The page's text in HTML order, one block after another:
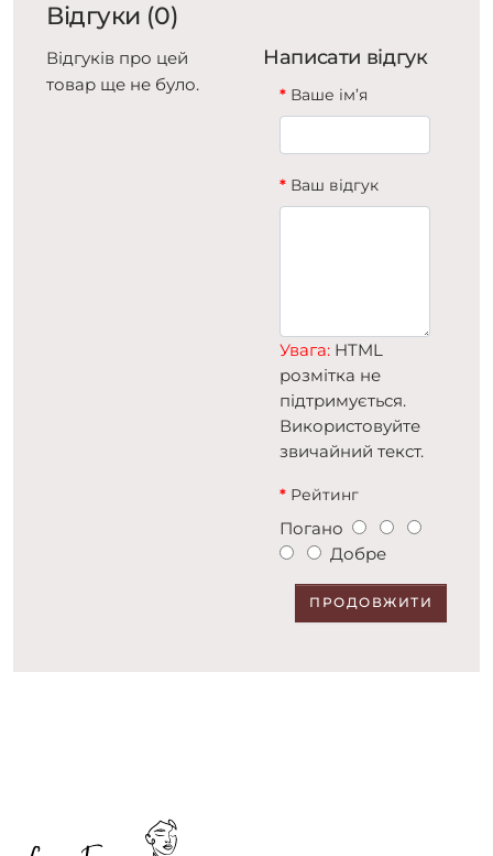
Відгуки (0)
Відгуків про цей
товар ще не було.
Написати відгук
Ваше ім’я
Ваш відгук
Увага: HTML
розмітка не
підтримується.
Використовуйте
звичайний текст.
Рейтинг
Погано
Добре
ПРОДОВЖИТИ